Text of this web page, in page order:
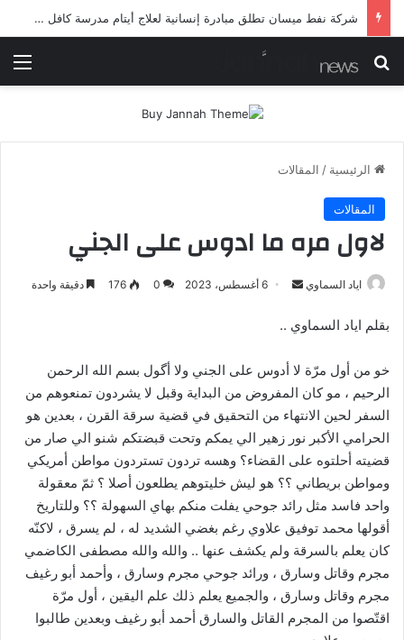
شركة نفط ميسان تطلق مبادرة إنسانية لعلاج أيتام مدرسة كافل اليتيم
بحث عن
الرئيسية / المقالات
المقالات
لاول مره ما ادوس على الجني
اياد السماوي
أرسل
إلكترونيا
6 أغسطس، 2023 0
176 دقيقة واحدة
بقلم اياد السماوي ..
خو من أول مرّة لا أدوس على الجني ولا أگول بسم الله الرحمن
الرحيم ، مو كان المفروض من البداية وقبل لا يشردون تمنعوهم من
السفر لحين الانتهاء من التحقيق في قضية سرقة القرن ، بعدين هو
الحرامي الأكبر نور زهير الي يمكم وتحت قبضتكم شنو الي صار من
قضيته أحلتوه على القضاء؟ وهسه تردون تستردون مواطن أمريكي
ومواطن بريطاني ؟؟ هو ليش خليتوهم يطلعون أصلا ؟ ثمّ معقولة
واحد فاسد مثل رائد جوحي يفلت منكم بهاي السهولة ؟؟ وللتاريخ
أقولها محمد توفيق علاوي رغم بغضي الشديد له ، لم يسرق ، لاكنّه
كان يعلم بالسرقة ولم يكشف عنها .. والله والله مصطفى الكاضمي
مجرم وقاتل وسارق ، ورائد جوحي مجرم وسارق ، وأحمد أبو رغيف
مجرم وقاتل وسارق ، والجميع يعلم ذلك علم اليقين ، أول مرّة
اقتّصوا من المجرم القاتل والسارق أحمد أبو رغيف وبعدين طالبوا